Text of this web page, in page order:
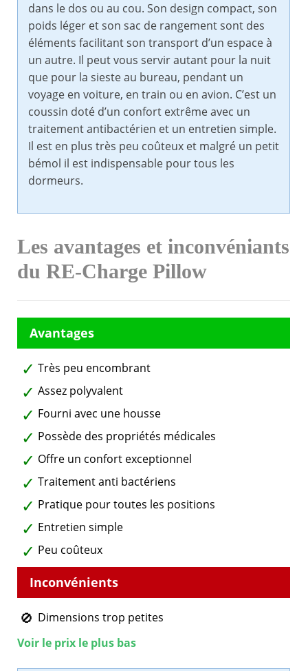
dans le dos ou au cou. Son design compact, son
poids léger et son sac de rangement sont des
éléments facilitant son transport d’un espace à
un autre. Il peut vous servir autant pour la nuit
que pour la sieste au bureau, pendant un
voyage en voiture, en train ou en avion. C’est un
coussin doté d’un confort extrême avec un
traitement antibactérien et un entretien simple.
Il est en plus très peu coûteux et malgré un petit
bémol il est indispensable pour tous les
dormeurs.
Les avantages et inconvéniants
du RE-Charge Pillow
Très peu encombrant
Assez polyvalent
Fourni avec une housse
Possède des propriétés médicales
Offre un confort exceptionnel
Traitement anti bactériens
Pratique pour toutes les positions
Entretien simple
Peu coûteux
Dimensions trop petites
Voir le prix le plus bas